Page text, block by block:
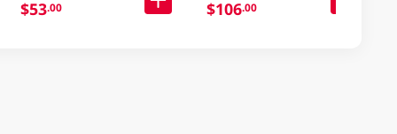
$53.00 $106.00